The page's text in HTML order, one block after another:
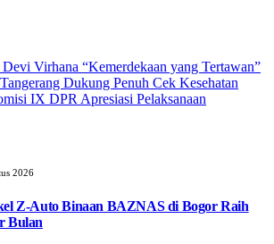
Virhana “Kemerdekaan yang Tertawan”
Dukung Penuh Cek Kesehatan
IX DPR Apresiasi Pelaksanaan
2026
Z-Auto Binaan BAZNAS di Bogor Raih
Bulan